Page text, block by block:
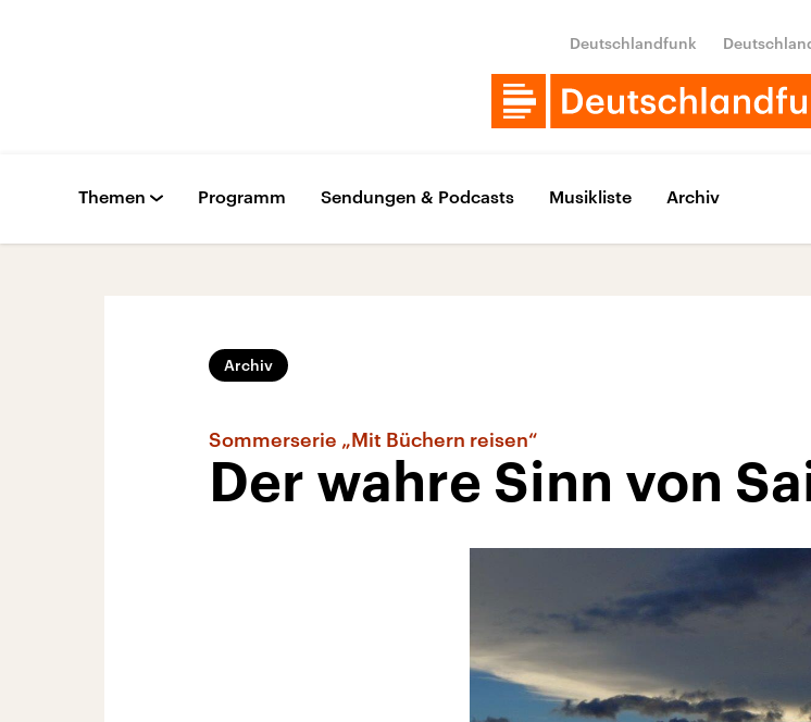
Deutschlandfunk
Themen Programm Sendungen & Podcasts Musikliste Archiv
Archiv
Sommerserie „Mit Büchern reisen“
Der wahre Sinn von